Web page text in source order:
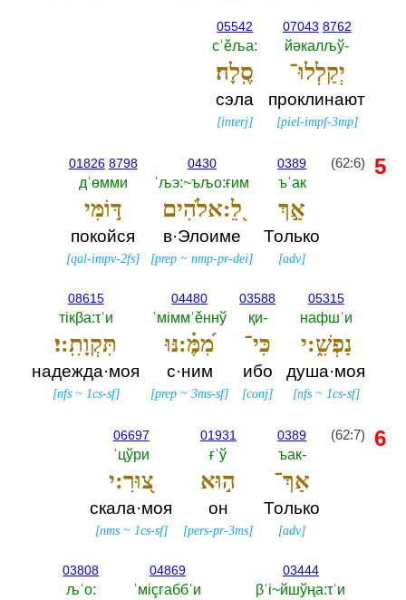
07043 8762
йәкалљў-‎
יְקַלְלוּ־
проклинают
[piel-impf-3mp]
05542
сˈěља:‎
סֶֽלָה׃
сэла
[interj]
(62:6)
0389
ъˈак
אַ֣ךְ
Только
[adv]
0430
ˈљэ:~ъљо:ғим
לֵ֭:אלֹהִים
в·Элоиме
[prep ~nmp-pr-dei]
01826 8798
дˈөмми
דּ֣וֹמִּי
покойся
[qal-impv-2fs]
05315
нафшˈи
נַפְשִׁ֑:י
душа·моя
[nfs~ 1cs-sf]
03588
қи-‎
כִּי־
ибо
[conj]
04480
ˈмiммˈěннў
מִ֝מֶּ֗:נּוּ
с·ним
[prep ~3ms-sf]
08615
тiкβа:τˈи
תִּקְוָתִֽ:י׃
надежда·моя
[nfs~ 1cs-sf]
5
(62:7)
0389
ъак-‎
אַךְ־
Только
[adv]
01931
ғˈў
ה֣וּא
он
[pers-pr-3ms]
06697
ˈцўри
צ֭וּרִ:י
скала·моя
[nms~ 1cs-sf]
03444
βˈi~йшўңа:τˈи
04869
ˈмiçгаббˈи
03808
љˈо:‎
6